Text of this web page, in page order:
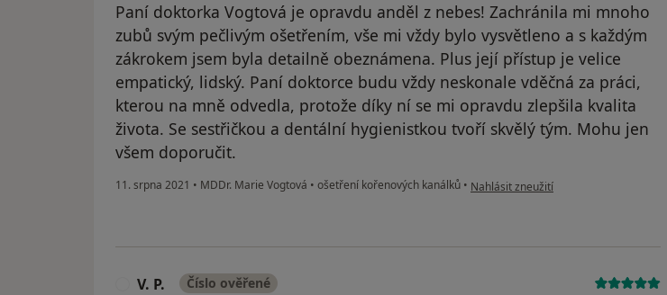
Paní doktorka Vogtová je opravdu anděl z nebes! Zachránila mi mnoho
zubů svým pečlivým ošetřením, vše mi vždy bylo vysvětleno a s každým
zákrokem jsem byla detailně obeznámena. Plus její přístup je velice
empatický, lidský. Paní doktorce budu vždy neskonale vděčná za práci,
kterou na mně odvedla, protože díky ní se mi opravdu zlepšila kvalita
života. Se sestřičkou a dentální hygienistkou tvoří skvělý tým. Mohu jen
všem doporučit.
11. srpna 2021 • MDDr. Marie Vogtová • ošetření kořenových kanálků • podle názoru uživatele Natálie Č.
Nahlásit zneužití
V. P. Číslo ověřené